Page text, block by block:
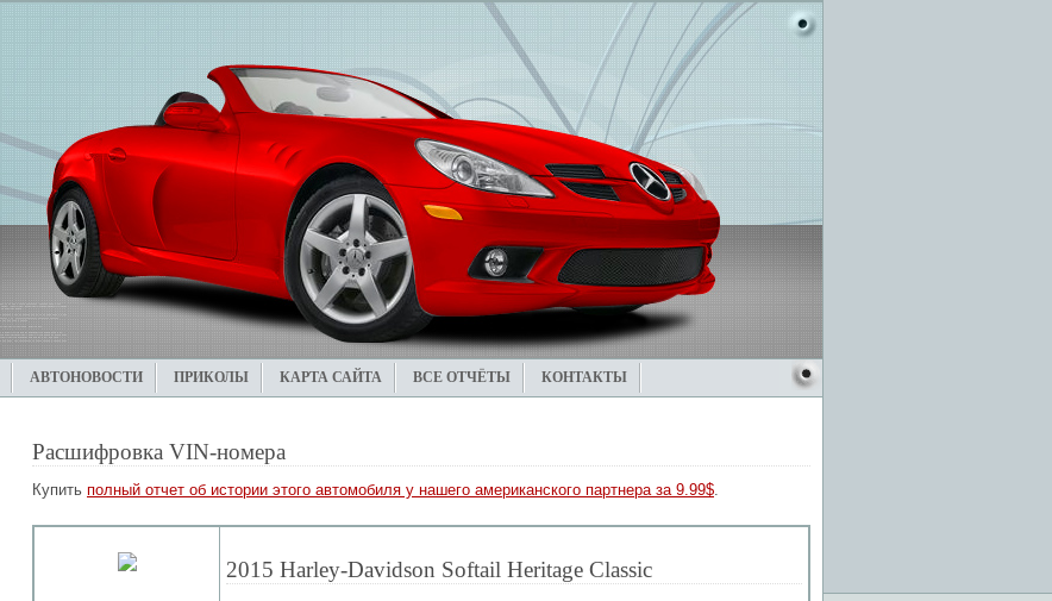
АВТОНОВОСТИ ПРИКОЛЫ КАРТА САЙТА ВСЕ ОТЧЁТЫ КОНТАКТЫ
Расшифровка VIN-номера
Купить полный отчет об истории этого автомобиля у нашего американского партнера за 9.99$.
2015 Harley-Davidson Softail Heritage Classic